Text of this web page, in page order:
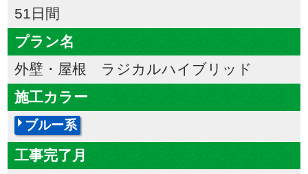
51日間
プラン名
外壁・屋根 ラジカルハイブリッド
施工カラー
ブルー系
工事完了月